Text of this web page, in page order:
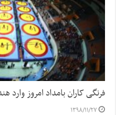
فرنگی کاران بامداد امروز وارد
۱۳۹۸/۱۱/۲۷